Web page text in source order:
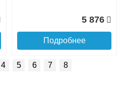
5 876
Подробнее
4 5 6 7 8